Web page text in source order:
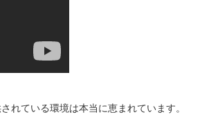
れている環境は本当に恵まれています。